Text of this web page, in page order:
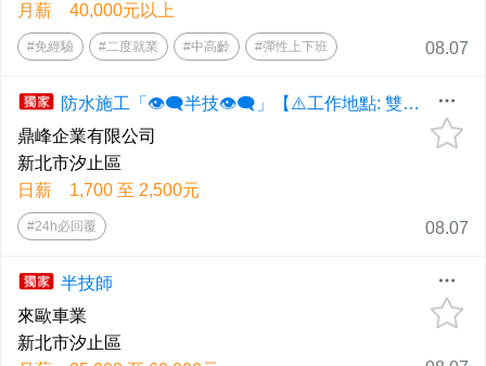
月薪 40,000元以上
#免經驗 #二度就業 #中高齡 #彈性上下班 08.07
防水施工「👁️‍🗨️半技👁️‍🗨️」【⚠️工作地點: 雙北全區⚠️】◕‿◕《應徵歡迎直接電洽、📞0958-607-868高先生📞、📲0926-367345劉小姐📲、預約面試！》
鼎峰企業有限公司
新北市汐止區
日薪 1,700 至 2,500元
#24h必回覆 08.07
半技師
來歐車業
新北市汐止區